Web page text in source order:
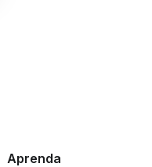
Aprenda